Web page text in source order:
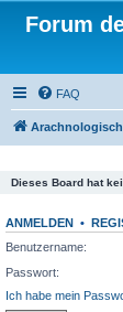
Forum
FAQ
Dieses Board hat
ANMELDEN •
Benutzername:
Passwort:
Ich habe mein